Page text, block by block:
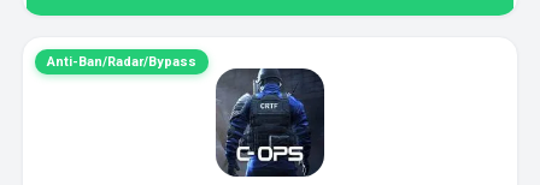
Anti-Ban/Radar/Bypass